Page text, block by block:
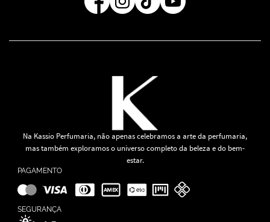
Na Kassio Perfumaria, não apenas celebramos a arte da perfumaria,
mas também exploramos o universo completo da beleza e do bem-
estar.
PAGAMENTO
SEGURANÇA